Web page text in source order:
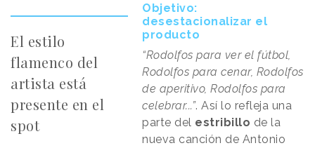
El estilo
flamenco del
artista está
presente en el
spot
Objetivo:
desestacionalizar el
producto
“Rodolfos para ver el fútbol,
Rodolfos para cenar, Rodolfos
de aperitivo, Rodolfos para
celebrar...”. Así lo refleja una
parte del estribillo de la
nueva canción de Antonio